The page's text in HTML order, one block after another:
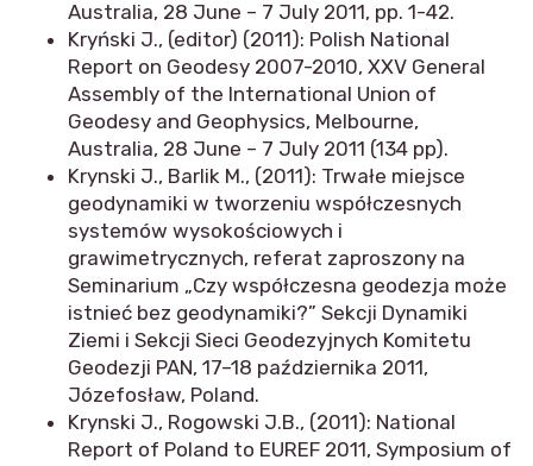
Australia, 28 June – 7 July 2011, pp. 1-42.
Kryński J., (editor) (2011): Polish National
Report on Geodesy 2007-2010, XXV General
Assembly of the International Union of
Geodesy and Geophysics, Melbourne,
Australia, 28 June – 7 July 2011 (134 pp).
Krynski J., Barlik M., (2011): Trwałe miejsce
geodynamiki w tworzeniu współczesnych
systemów wysokościowych i
grawimetrycznych, referat zaproszony na
Seminarium „Czy współczesna geodezja może
istnieć bez geodynamiki?” Sekcji Dynamiki
Ziemi i Sekcji Sieci Geodezyjnych Komitetu
Geodezji PAN, 17–18 października 2011,
Józefosław, Poland.
Krynski J., Rogowski J.B., (2011): National
Report of Poland to EUREF 2011, Symposium of